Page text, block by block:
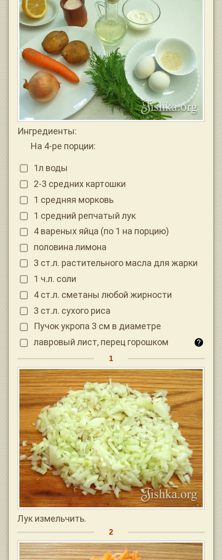
Ингредиенты:
На 4-ре порции:
1л воды
2-3 средних картошки
1 средняя морковь
1 средний репчатый лук
4 вареных яйца (по 1 на порцию)
половина лимона
3 ст.л. растительного масла для жарки
1 ч.л. соли
4 ст.л. сметаны любой жирности
3 ст.л. сухого риса
Пучок укропа 3 см в диаметре
лавровый лист, перец горошком
Лук измельчить.